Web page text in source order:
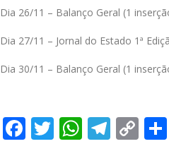
Dia 26/11 – Balanço Geral (1
Dia 27/11 – Jornal do Estado 1ª
Dia 30/11 – Balanço Geral (1
Facebook
Twitter